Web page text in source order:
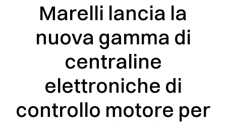
Marelli lancia la
nuova gamma di
centraline
elettroniche di
controllo motore per